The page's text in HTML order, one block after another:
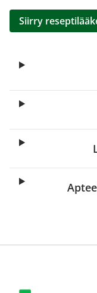
Siirry